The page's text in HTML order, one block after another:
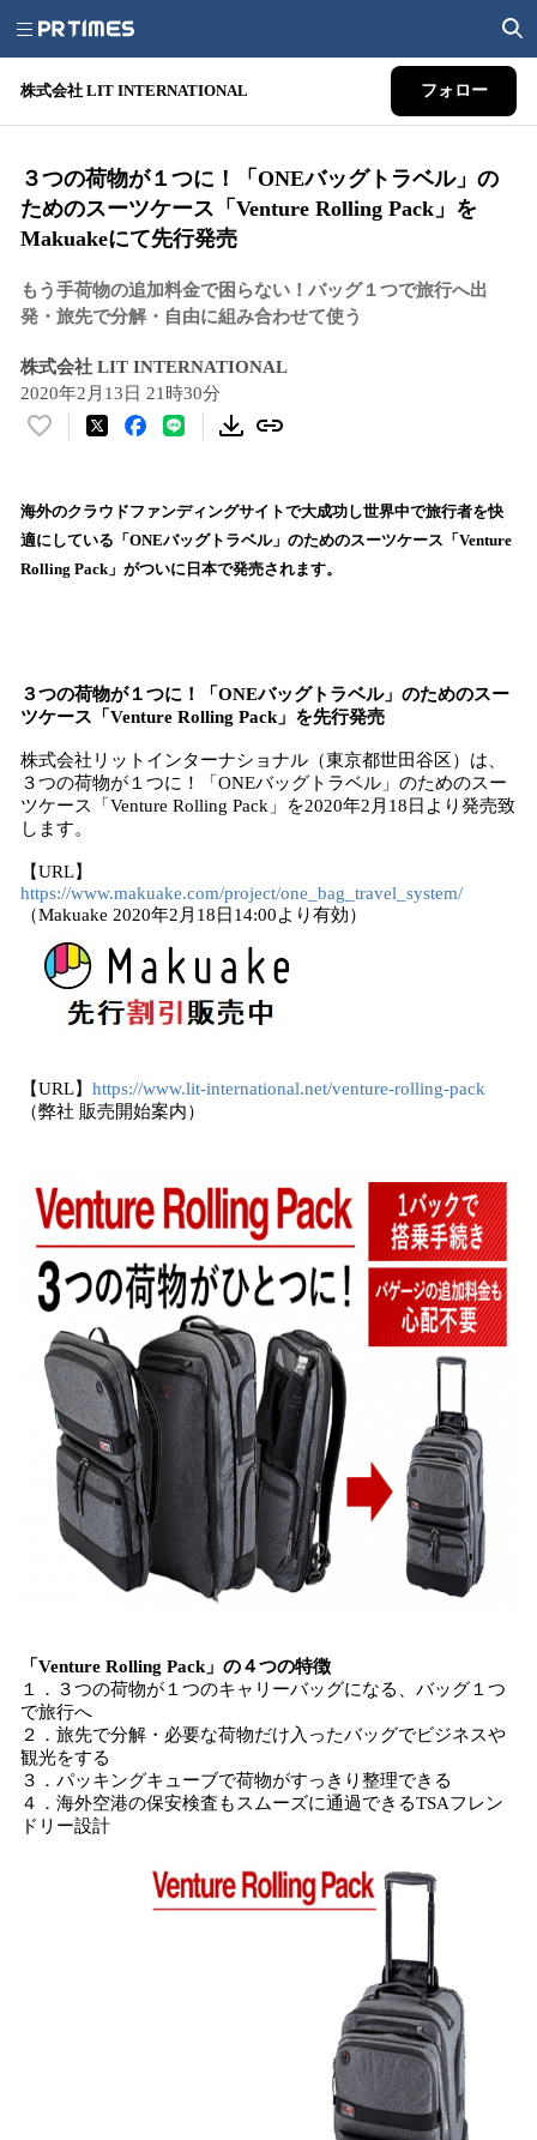
株式会社 LIT INTERNATIONAL フォロー
３つの荷物が１つに！「ONEバッグトラベル」の
ためのスーツケース「Venture Rolling Pack」を
Makuakeにて先行発売
もう手荷物の追加料金で困らない！バッグ１つで旅行へ出
発・旅先で分解・自由に組み合わせて使う
株式会社 LIT INTERNATIONAL
2020年2月13日 21時30分
い
！
数
を
中
で
海外のクラウドファンディングサイトで大成功し世界中で旅行者を快
適にしている「ONEバッグトラベル」のためのスーツケース「Venture
Rolling Pack」がついに日本で発売されます。
３つの荷物が１つに！「ONEバッグトラベル」のためのスー
ツケース「Venture Rolling Pack」を先行発売
株式会社リットインターナショナル（東京都世田谷区）は、
３つの荷物が１つに！「ONEバッグトラベル」のためのスー
ツケース「Venture Rolling Pack」を2020年2月18日より発売致
します。
【URL】
https://www.makuake.com/project/one_bag_travel_system/
（Makuake 2020年2月18日14:00より有効）
【URL】 https://www.lit-international.net/venture-rolling-pack
（弊社 販売開始案内）
「Venture Rolling Pack」の４つの特徴
１．３つの荷物が１つのキャリーバッグになる、バッグ１つ
で旅行へ
２．旅先で分解・必要な荷物だけ入ったバッグでビジネスや
観光をする
３．パッキングキューブで荷物がすっきり整理できる
４．海外空港の保安検査もスムーズに通過できるTSAフレン
ドリー設計